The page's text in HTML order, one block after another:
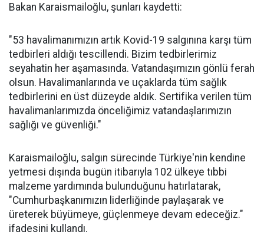
Bakan Karaismailoğlu, şunları kaydetti:
"53 havalimanımızın artık Kovid-19 salgınına karşı tüm
tedbirleri aldığı tescillendi. Bizim tedbirlerimiz
seyahatin her aşamasında. Vatandaşımızın gönlü ferah
olsun. Havalimanlarında ve uçaklarda tüm sağlık
tedbirlerini en üst düzeyde aldık. Sertifika verilen tüm
havalimanlarımızda önceliğimiz vatandaşlarımızın
sağlığı ve güvenliği."
Karaismailoğlu, salgın sürecinde Türkiye'nin kendine
yetmesi dışında bugün itibarıyla 102 ülkeye tıbbi
malzeme yardımında bulunduğunu hatırlatarak,
"Cumhurbaşkanımızın liderliğinde paylaşarak ve
üreterek büyümeye, güçlenmeye devam edeceğiz."
ifadesini kullandı.